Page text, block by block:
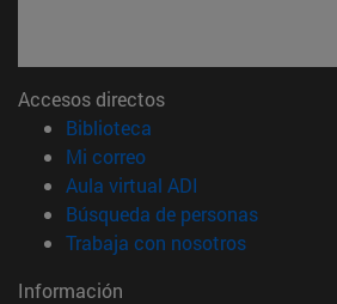
Accesos directos
Biblioteca
Mi correo(abre en nueva
Aula virtual ADI
Búsqueda de personas(abre en
Trabaja con nosotros(abre en
Información